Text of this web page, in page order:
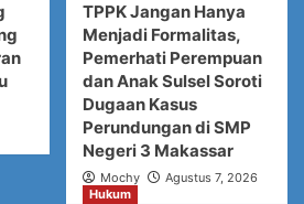
TPPK Jangan Hanya
Menjadi Formalitas,
Pemerhati Perempuan
dan Anak Sulsel Soroti
Dugaan Kasus
Perundungan di SMP
Negeri 3 Makassar
Mochy Agustus 7, 2026
Hukum